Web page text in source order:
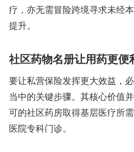
疗，亦无需冒险跨境寻求未经
提升。
社区药物名册让用药更便
要让私营保险发挥更大效益，
当中的关键步骤。其核心价值
可的社区药房取得基层医疗所
医院专科门诊。